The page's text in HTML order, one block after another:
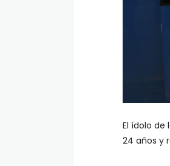
El ídolo de
24 años y